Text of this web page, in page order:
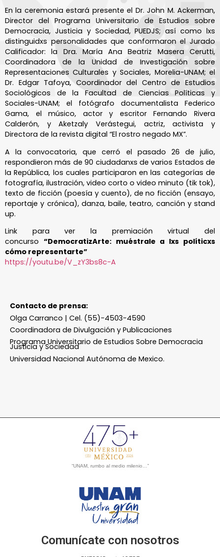
En la ceremonia estará presente el Dr. John M. Ackerman,
Director del Programa Universitario de Estudios sobre
Democracia, Justicia y Sociedad, PUEDJS; así como lxs
distinguidxs personalidades que conformaron el Jurado
Calificador: la Dra. María Ana Beatriz Masera Cerutti,
Coordinadora de la Unidad de Investigación sobre
Representaciones Culturales y Sociales, Morelia-UNAM; el
Dr. Edgar Tafoya, Coordinador del Centro de Estudios
Sociológicos de la Facultad de Ciencias Políticas y
Sociales-UNAM; el fotógrafo documentalista Federico
Gama, el músico, actor y escritor Fernando Rivera
Calderón, y Aketzaly Verástegui, actriz, activista y
Directora de la revista digital “El rostro negado MX”.
A la convocatoria, que cerró el pasado 26 de julio,
respondieron más de 90 ciudadanxs de varios Estados de
la República, los cuales participaron en las categorías de
fotografía, ilustración, video corto o video minuto (tik tok),
texto de ficción (poesía y cuento), de no ficción (ensayo,
reportaje y crónica), danza, baile, teatro, canción y stand
up.
Link para ver la premiación virtual del
concurso “DemocratizArte: muéstrale a lxs políticxs
cómo representarte”
https://youtu.be/V_zY3bs8c-A
Contacto de prensa:
Olga Carranco | Cel. (55)-4503-4590
Coordinadora de Divulgación y Publicaciones
Programa Universitario de Estudios Sobre Democracia
Justicia y Sociedad
Universidad Nacional Autónoma de Mexico.
“UNAM, rumbo al medio milenio…”
Comunícate con nosotros